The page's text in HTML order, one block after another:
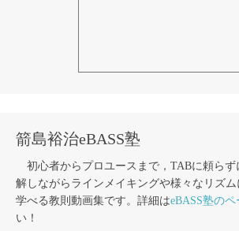
箭島裕治eBASS塾
初心者からプロユースまで，TABに頼らず
解しながらラインメイキングや様々なリズ
学べる教則動画集です。詳細はeBASS塾のペ
い！